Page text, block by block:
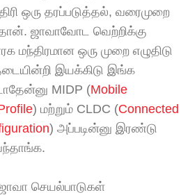
ஒரு தரப்படுத்தல், வரைமுறை
ஜாவாவோட வெற்றிக்கு
ஒரு முறை எழுதிடு
இயக்கிடு இங்க
MIDP (Mobile
) மற்றும் CLDC (Connected
) அப்படின்னு இரண்டு
செயல்பாடுகள்